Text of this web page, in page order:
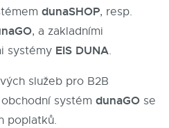
dunaSHOP, resp.
, a zakladními
systémy EIS DUNA.
služeb pro B2B
systém dunaGO se
poplatků.